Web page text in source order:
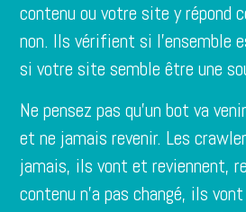
contenu ou votre site y répond
non. Ils vérifient si l’ensemble
si votre site semble être une
Ne pensez pas qu’un bot va
et ne jamais revenir. Les
jamais, ils vont et reviennent,
contenu n’a pas changé, ils